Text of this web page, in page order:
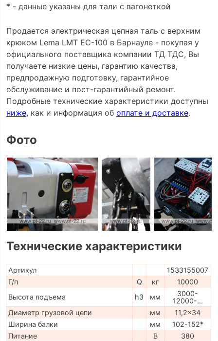
* - данные указаны для тали с вагонеткой
Продается электрическая цепная таль с верхним
крюком Lema LMT EC-100 в Барнауле - покупая у
официального поставщика компании ТД ТДС, Вы
получаете низкие цены, гарантию качества,
предпродажную подготовку, гарантийное
обслуживание и пост-гарантийный ремонт.
Подробные технические характеристики доступны
ниже, как и информация об оплате и доставке.
Фото
Технические характеристики
Артикул
1533155007
Г/п
Q кг
10000
Высота подъема
h3 мм
3000-
12000-...
Диаметр грузовой цепи
мм
11,2x34
Ширина балки
мм
102-152*
Питание
В
380